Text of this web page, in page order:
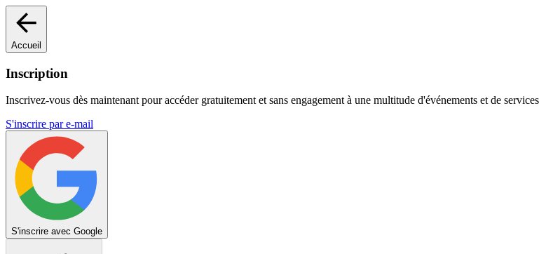
Accueil
Inscription
Inscrivez-vous dès maintenant pour accéder gratuitement et sans engagement à une multitude d'événements et de
S'inscrire par e-mail
S'inscrire avec Google